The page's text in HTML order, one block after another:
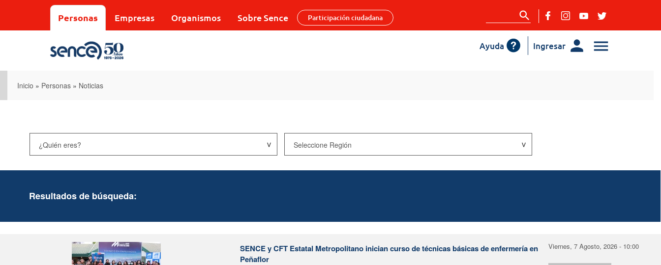
Personas Empresas Organismos Sobre Sence Participación ciudadana
Ingresar
Ayuda
Inicio » Personas » Noticias
Resultados de búsqueda:
SENCE y CFT Estatal Metropolitano inician curso de técnicas básicas de enfermería en
Peñaflor
Viernes, 7 Agosto, 2026 - 10:00